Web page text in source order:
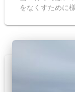
をなくすために様